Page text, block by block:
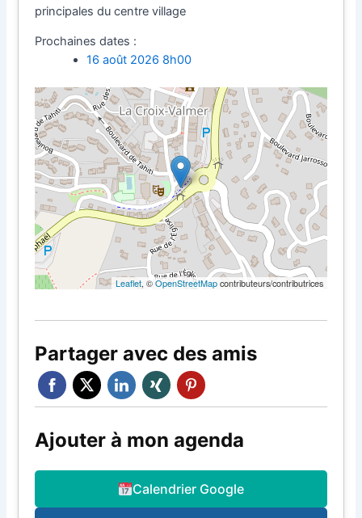
principales du centre village
Prochaines dates :
16 août 2026 8h00
Leaflet, ©OpenStreetMapcontributeurs/contributrices
Partager avec des amis
Ajouter à mon agenda
Calendrier Google